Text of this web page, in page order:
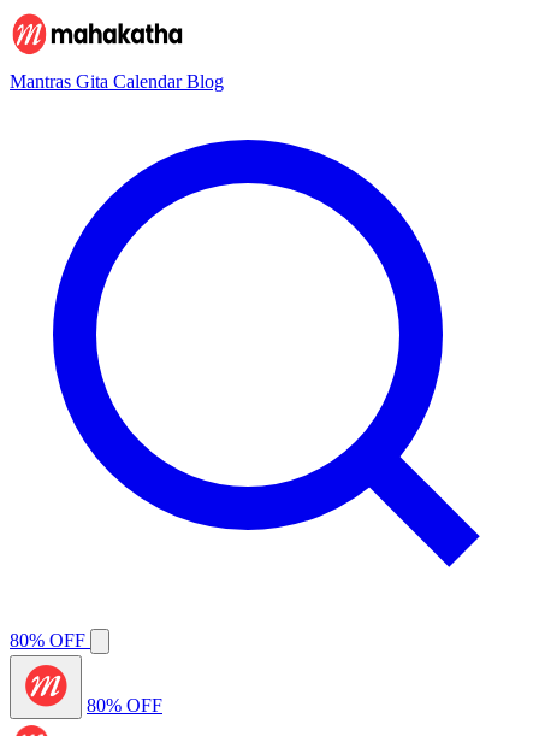
Mantras Gita CalendarBlog
80% OFF
80% OFF